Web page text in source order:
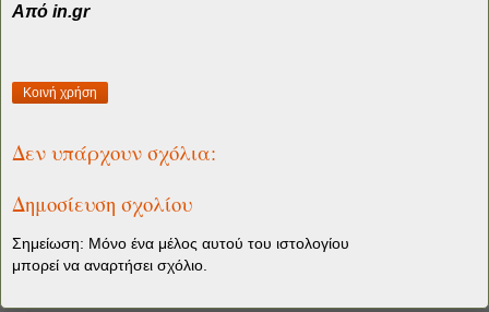
Από in.gr
Κοινή χρήση
Δεν υπάρχουν σχόλια:
Δημοσίευση σχολίου
Σημείωση: Μόνο ένα μέλος αυτού του ιστολογίου
μπορεί να αναρτήσει σχόλιο.